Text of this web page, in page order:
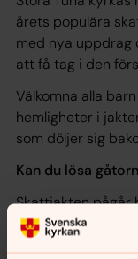
årets populära
med nya uppdrag
att få tag i den
Välkomna alla
hemligheter i
som döljer sig
Kan du lösa
Skattjakten pågår
kyrkas öppettider.